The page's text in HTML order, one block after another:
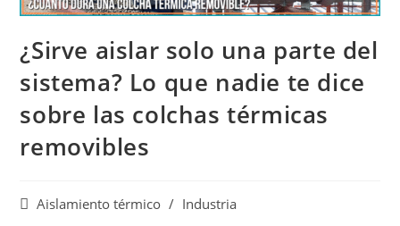
¿Sirve aislar solo una parte del
sistema? Lo que nadie te dice
sobre las colchas térmicas
removibles
Aislamiento térmico / Industria